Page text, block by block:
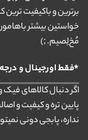
برترین و باکیفیت ترین
خواستین بیشتر
مُخ‌لِصیم. ;)
*فقط اورجینال و
پایین تره و کیفیت و
نداره، پابجی دونی